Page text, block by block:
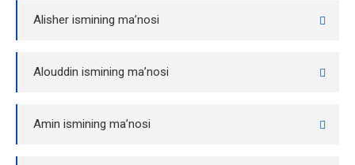
Alisher ismining ma’nosi
Alouddin ismining ma’nosi
Amin ismining ma’nosi